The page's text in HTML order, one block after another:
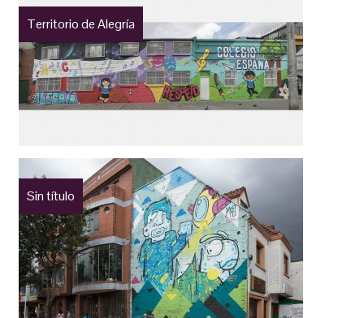
Territorio de Alegría
Sin título